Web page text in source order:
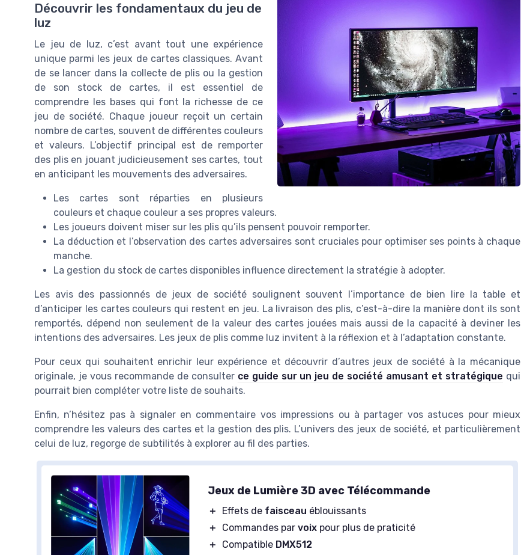
Découvrir les fondamentaux du jeu de
luz
Le jeu de luz, c’est avant tout une expérience
unique parmi les jeux de cartes classiques. Avant
de se lancer dans la collecte de plis ou la gestion
de son stock de cartes, il est essentiel de
comprendre les bases qui font la richesse de ce
jeu de société. Chaque joueur reçoit un certain
nombre de cartes, souvent de différentes couleurs
et valeurs. L’objectif principal est de remporter
des plis en jouant judicieusement ses cartes, tout
en anticipant les mouvements des adversaires.
Les cartes sont réparties en plusieurs
couleurs et chaque couleur a ses propres valeurs.
Les joueurs doivent miser sur les plis qu’ils pensent pouvoir remporter.
La déduction et l’observation des cartes adversaires sont cruciales pour optimiser ses points à chaque
manche.
La gestion du stock de cartes disponibles influence directement la stratégie à adopter.
Les avis des passionnés de jeux de société soulignent souvent l’importance de bien lire la table et
d’anticiper les cartes couleurs qui restent en jeu. La livraison des plis, c’est-à-dire la manière dont ils sont
remportés, dépend non seulement de la valeur des cartes jouées mais aussi de la capacité à deviner les
intentions des adversaires. Les jeux de plis comme luz invitent à la réflexion et à l’adaptation constante.
Pour ceux qui souhaitent enrichir leur expérience et découvrir d’autres jeux de société à la mécanique
originale, je vous recommande de consulter ce guide sur un jeu de société amusant et stratégique qui
pourrait bien compléter votre liste de souhaits.
Enfin, n’hésitez pas à signaler en commentaire vos impressions ou à partager vos astuces pour mieux
comprendre les valeurs des cartes et la gestion des plis. L’univers des jeux de société, et particulièrement
celui de luz, regorge de subtilités à explorer au fil des parties.
Jeux de Lumière 3D avec Télécommande
＋ Effets de faisceau éblouissants
＋
Commandes parvoix pour plus de praticité
＋
Compatible DMX512